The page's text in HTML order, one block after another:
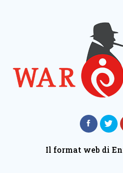
Il format web di